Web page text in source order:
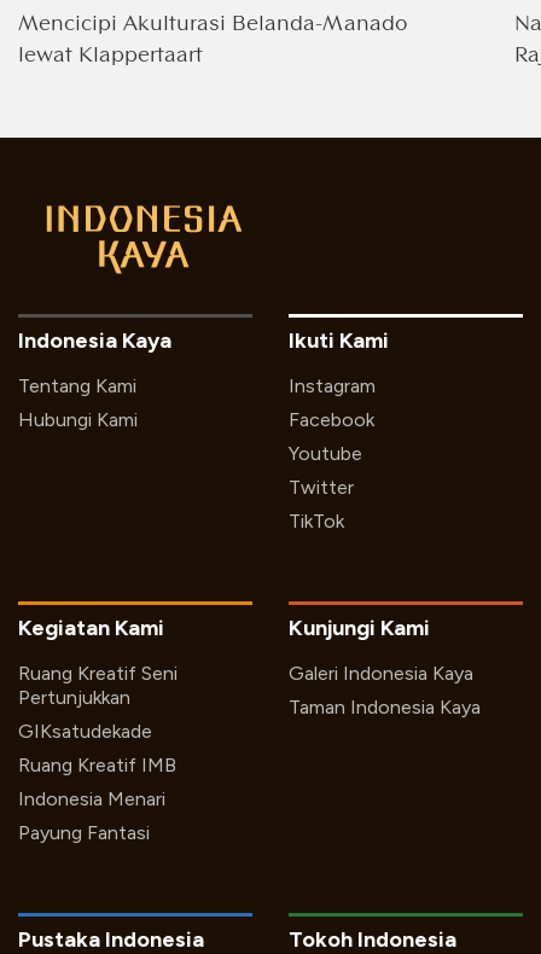
Mencicipi Akulturasi Belanda-Manado
lewat Klappertaart
Indonesia Kaya
Tentang Kami
Hubungi Kami
Ikuti Kami
Instagram
Facebook
Youtube
Twitter
TikTok
Kegiatan Kami
Ruang Kreatif Seni
Pertunjukkan
GIKsatudekade
Ruang Kreatif IMB
Indonesia Menari
Payung Fantasi
Kunjungi Kami
Galeri Indonesia Kaya
Taman Indonesia Kaya
Pustaka Indonesia Tokoh Indonesia